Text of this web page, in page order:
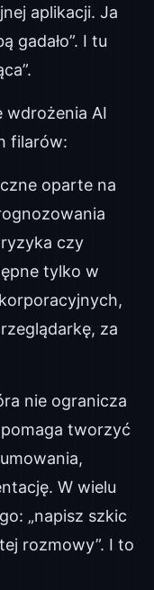
aplikacji. Ja
gadało”. I tu
wdrożenia AI
filarów:
oparte na
czy
tylko w
za
nie ogranicza
tworzyć
W wielu
„napisz szkic
rozmowy”. I to